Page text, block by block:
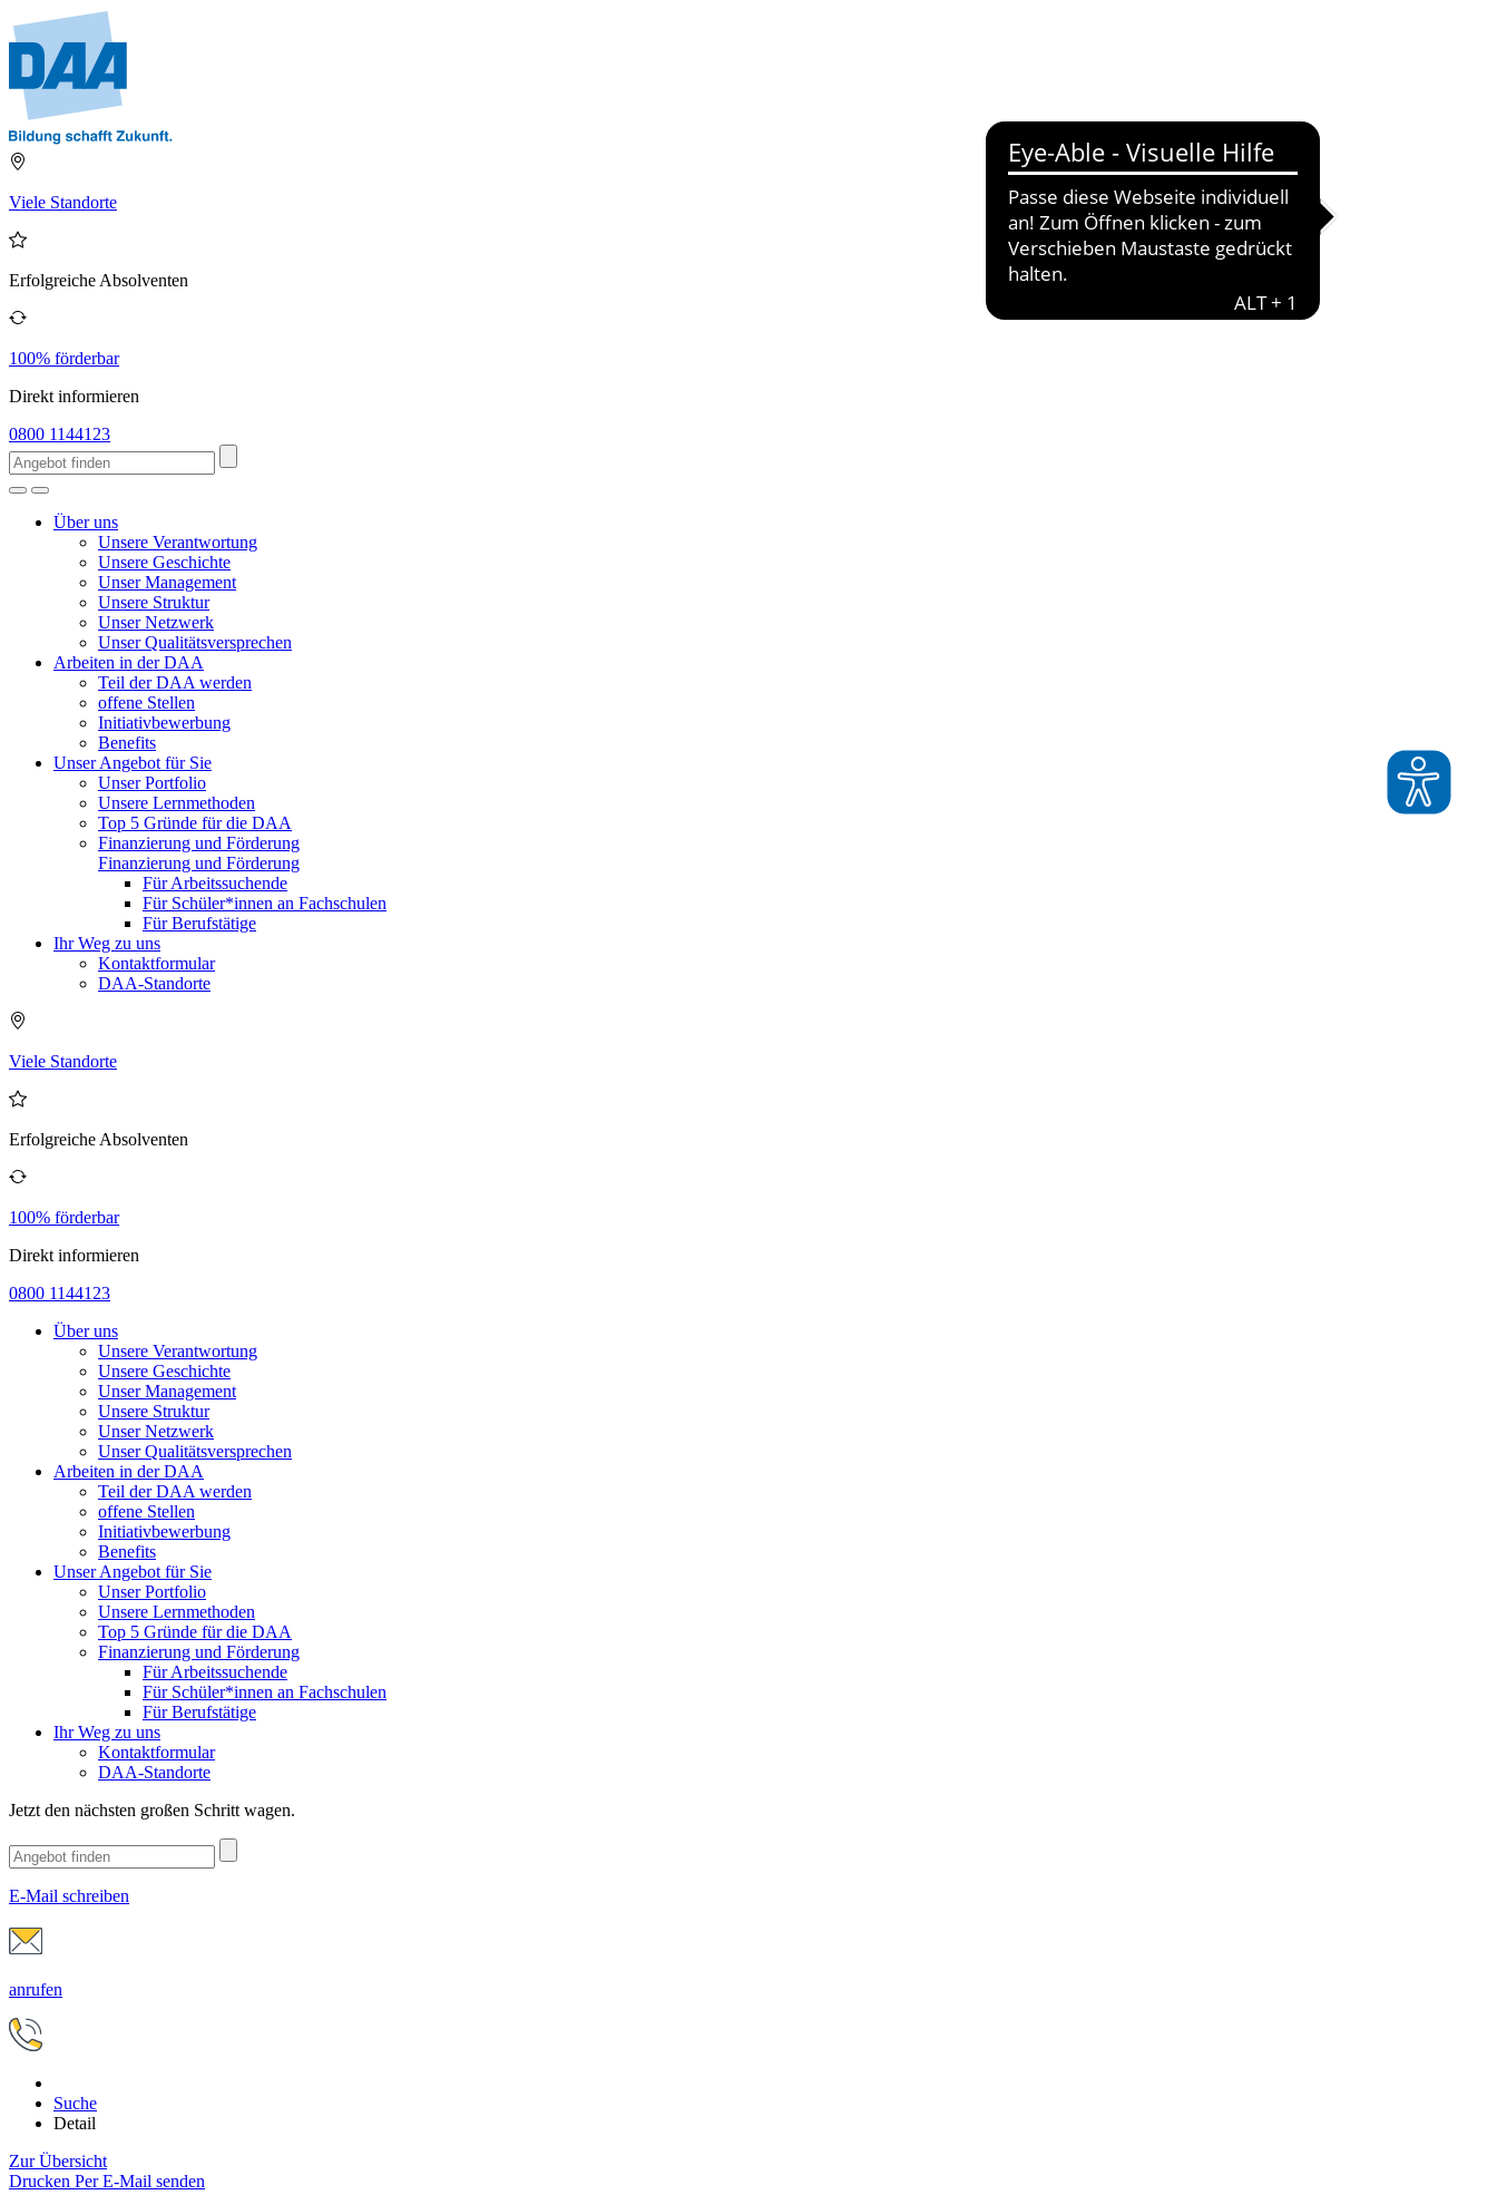
Viele Standorte
Erfolgreiche Absolventen
100% förderbar
Direkt informieren
0800 1144123
Über uns
Unsere Verantwortung
Unsere Geschichte
Unser Management
Unsere Struktur
Unser Netzwerk
Unser Qualitätsversprechen
Arbeiten in der DAA
Teil der DAA werden
offene Stellen
Initiativbewerbung
Benefits
Unser Angebot für Sie
Unser Portfolio
Unsere Lernmethoden
Top 5 Gründe für die DAA
Finanzierung und Förderung
Finanzierung und Förderung
Für Arbeitssuchende
Für Schüler*innen an Fachschulen
Für Berufstätige
Ihr Weg zu uns
Kontaktformular
DAA-Standorte
Viele Standorte
Erfolgreiche Absolventen
100% förderbar
Direkt informieren
0800 1144123
Über uns
Unsere Verantwortung
Unsere Geschichte
Unser Management
Unsere Struktur
Unser Netzwerk
Unser Qualitätsversprechen
Arbeiten in der DAA
Teil der DAA werden
offene Stellen
Initiativbewerbung
Benefits
Unser Angebot für Sie
Unser Portfolio
Unsere Lernmethoden
Top 5 Gründe für die DAA
Finanzierung und Förderung
Für Arbeitssuchende
Für Schüler*innen an Fachschulen
Für Berufstätige
Ihr Weg zu uns
Kontaktformular
DAA-Standorte
Jetzt den nächsten großen Schritt wagen.
E-Mail schreiben
anrufen
Suche
Detail
Zur Übersicht
Drucken Per E-Mail senden